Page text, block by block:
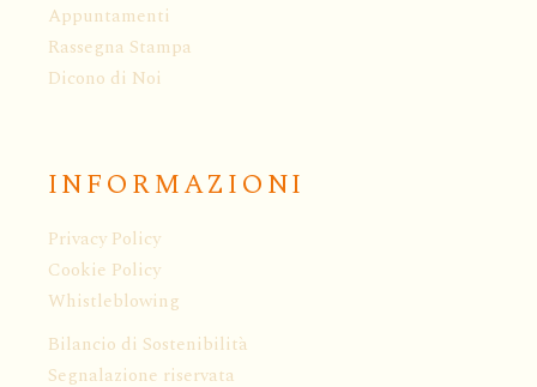
Appuntamenti
Rassegna Stampa
Dicono di Noi
INFORMAZIONI
Privacy Policy
Cookie Policy
Whistleblowing
Bilancio di Sostenibilità
Segnalazione riservata